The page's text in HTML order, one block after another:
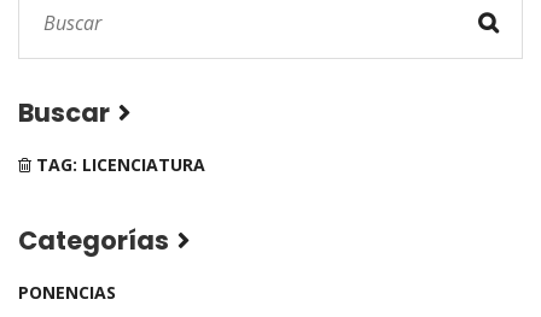
Buscar
TAG: LICENCIATURA
Categorías
PONENCIAS